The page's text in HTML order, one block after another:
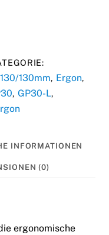
130/130mm, Ergon,
, GP30-L,
INFORMATIONEN
(0)
ergonomische